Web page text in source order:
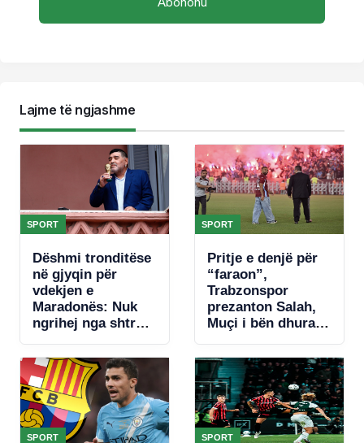
Lajme të ngjashme
SPORT
Dëshmi tronditëse
në gjyqin për
vdekjen e
Maradonës: Nuk
ngrihej nga shtrati.
hante, kishte
hequr dorë
SPORT
Pritje e denjë për
“faraon”,
Trabzonspor
prezanton Salah,
Muçi i bën dhuratë
(VIDEO)
SPORT SPORT